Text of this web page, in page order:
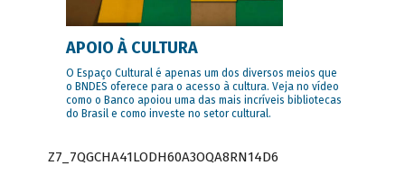
APOIO À CULTURA
O Espaço Cultural é apenas um dos diversos meios que
o BNDES oferece para o acesso à cultura. Veja no vídeo
como o Banco apoiou uma das mais incríveis bibliotecas
do Brasil e como investe no setor cultural.
Z7_7QGCHA41LODH60A3OQA8RN14D6